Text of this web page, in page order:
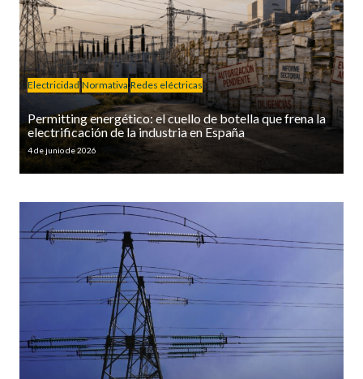
Electricidad Normativa Redes eléctricas
Permitting energético: el cuello de botella que frena la
electrificación de la industria en España
4 de junio de 2026